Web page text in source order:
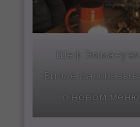
Шеф
Вилле
о новом меню